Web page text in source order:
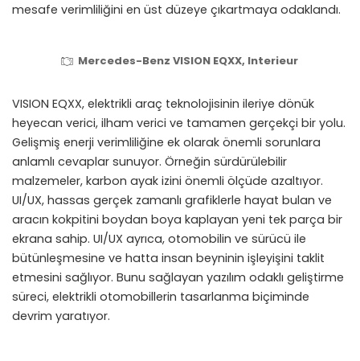
mesafe verimliliğini en üst düzeye çıkartmaya odaklandı.
Mercedes-Benz VISION EQXX, Interieur
VISION EQXX, elektrikli araç teknolojisinin ileriye dönük
heyecan verici, ilham verici ve tamamen gerçekçi bir yolu.
Gelişmiş enerji verimliliğine ek olarak önemli sorunlara
anlamlı cevaplar sunuyor. Örneğin sürdürülebilir
malzemeler, karbon ayak izini önemli ölçüde azaltıyor.
UI/UX, hassas gerçek zamanlı grafiklerle hayat bulan ve
aracın kokpitini boydan boya kaplayan yeni tek parça bir
ekrana sahip. UI/UX ayrıca, otomobilin ve sürücü ile
bütünleşmesine ve hatta insan beyninin işleyişini taklit
etmesini sağlıyor. Bunu sağlayan yazılım odaklı geliştirme
süreci, elektrikli otomobillerin tasarlanma biçiminde
devrim yaratıyor.